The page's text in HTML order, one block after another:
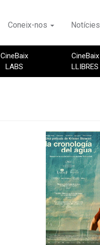
Coneix-nos Notícies
CineBaix
LABS
CineBaix
LLIBRES